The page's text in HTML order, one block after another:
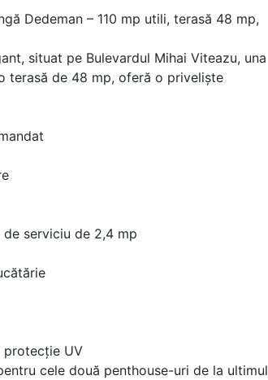
Dedeman – 110 mp utili, terasă 48 mp,
situat pe Bulevardul Mihai Viteazu, una
terasă de 48 mp, oferă o priveliște
serviciu de 2,4 mp
protecție UV
cele două penthouse-uri de la ultimul